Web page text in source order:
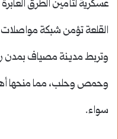
عسكرية لتأمين الطرق
القلعة تؤمن شبكة مواصلات
وتربط مديـنة مصياف بمدن
وحمص وحلب، مما منحها
سواء.